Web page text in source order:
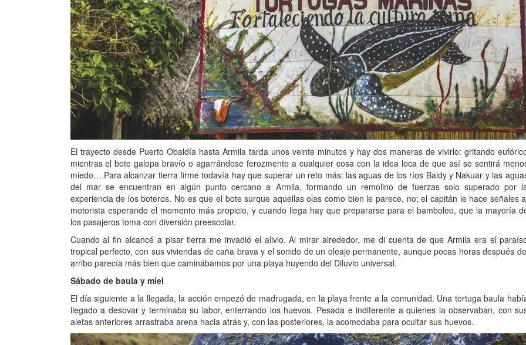
El trayecto desde Puerto Obaldía hasta Armila tarda unos veinte minutos y hay dos maneras de vivirlo: gritando
mientras el bote galopa bravío o agarrándose ferozmente a cualquier cosa con la idea loca de que así se sentirá
miedo… Para alcanzar tierra firme todavía hay que superar un reto más: las aguas de los ríos Baidy y Nakuar y las
del mar se encuentran en algún punto cercano a Armila, formando un remolino de fuerzas solo superado por
experiencia de los boteros. No es que el bote surque aquellas olas como bien le parece, no; el capitán le hace señales
motorista esperando el momento más propicio, y cuando llega hay que prepararse para el bamboleo, que la mayoría
los pasajeros toma con diversión preescolar.
Cuando al fin alcancé a pisar tierra me invadió el alivio. Al mirar alrededor, me di cuenta de que Armila era el
tropical perfecto, con sus viviendas de caña brava y el sonido de un oleaje permanente, aunque pocas horas después
arribo parecía más bien que caminábamos por una playa huyendo del Diluvio universal.
Sábado de baula y miel
El día siguiente a la llegada, la acción empezó de madrugada, en la playa frente a la comunidad. Una tortuga baula
llegado a desovar y terminaba su labor, enterrando los huevos. Pesada e indiferente a quienes la observaban, con
aletas anteriores arrastraba arena hacia atrás y, con las posteriores, la acomodaba para ocultar sus huevos.